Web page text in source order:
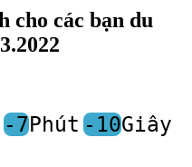
cho các bạn du
-7Phút -10Giây